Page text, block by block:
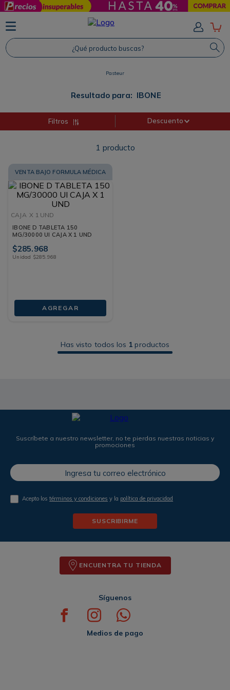
¿Qué producto buscas?
Pasteur
Resultado para: IBONE
Filtros Descuento
1 producto
VENTA BAJO FORMULA MÉDICA
CAJA X 1 UND
IBONE D TABLETA 150
MG/30000 UI CAJA X 1 UND
$285.968
Unidad $285 968
AGREGAR
Has visto todos los 1 productos
Suscríbete a nuestro newsletter, no te pierdas nuestras noticias y
promociones
Acepto lostérminos y condiciones y la política de privacidad
SUSCRIBIRME
ENCUENTRA TU TIENDA
Síguenos
Medios de pago
TÉRMINOS MÁS BUSCADOS
1. Protector Solar
2. Proteina